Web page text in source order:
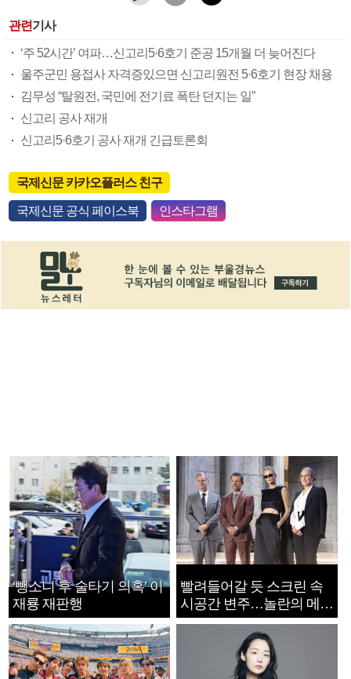
관련기사
‘주 52시간’ 여파…신고리5·6호기 준공 15개월 더 늦어진다
울주군민 용접사 자격증있으면 신고리원전 5·6호기 현장 채용
김무성 “탈원전, 국민에 전기료 폭탄 던지는 일”
신고리 공사 재개
신고리5·6호기 공사 재개 긴급토론회
국제신문 카카오플러스 친구
국제신문 공식 페이스북 인스타그램
‘뺑소니 후 술타기 의혹’ 이
재룡 재판행
빨려들어갈 듯 스크린 속
시공간 변주…놀란의 메시
지는 ‘전쟁 속죄’